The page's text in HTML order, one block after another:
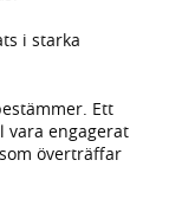
i starka
Ett
vara engagerat
överträffar